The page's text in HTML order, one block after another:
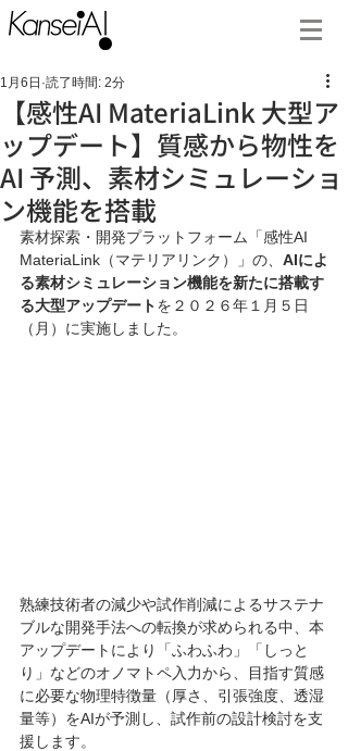
【感性AI MateriaLink 大型ア
ップデート】質感から物性を
AI 予測、素材シミュレーショ
ン機能を搭載
1月6日 読了時間: 2分
素材探索・開発プラットフォーム「感性AI
MateriaLink（マテリアリンク）」の、 AIによ
る素材シミュレーション機能を新たに搭載す
る大型アップデートを２０２６年１月５日
（月）に実施しました。
熟練技術者の減少や試作削減によるサステナ
ブルな開発手法への転換が求められる中、本
アップデートにより「ふわふわ」「しっと
り」などのオノマトペ入力から、目指す質感
に必要な物理特徴量（厚さ、引張強度、透湿
量等）をAIが予測し、試作前の設計検討を支
援します。